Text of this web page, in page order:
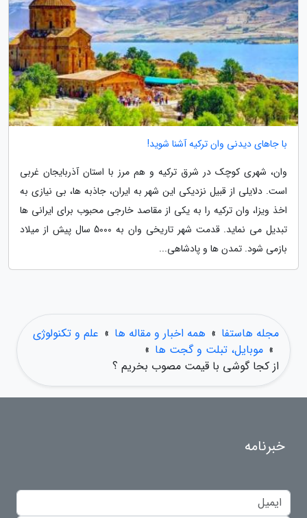
با جاهای دیدنی وان ترکیه آشنا شوید!
وان، شهری کوچک در شرق ترکیه و هم مرز با استان آذربایجان غربی
است. دلایلی از قبیل نزدیکی این شهر به ایران، جاذبه ها، بی نیازی به
اخذ ویزا، وان ترکیه را به یکی از مقاصد خارجی محبوب برای ایرانی ها
تبدیل می نماید. قدمت شهر تاریخی وان به 5000 سال پیش از میلاد
بازمی شود. تمدن ها و پادشاهی...
مجله هاستفا » همه اخبار و مقاله ها » علم و تکنولوژی
» موبایل، تبلت و گجت ها »
از کجا گوشی با قیمت مصوب بخریم ؟
خبرنامه